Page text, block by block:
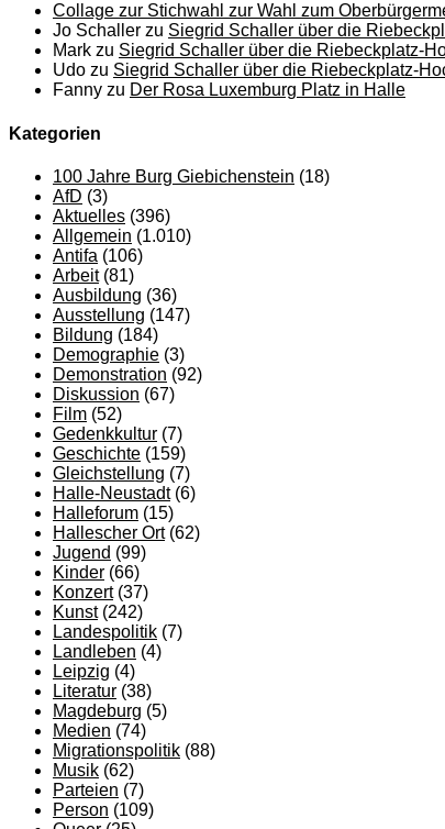
Collage zur Stichwahl zur Wahl zum
Jo Schaller zu Siegrid Schaller über die
Mark zu Siegrid Schaller über die Riebeckplatz-
Udo zu Siegrid Schaller über die Riebeckplatz-
Fanny zu Der Rosa Luxemburg Platz in Halle
Kategorien
100 Jahre Burg Giebichenstein (18)
AfD (3)
Aktuelles (396)
Allgemein (1.010)
Antifa (106)
Arbeit(81)
Ausbildung (36)
Ausstellung (147)
Bildung (184)
Demographie (3)
Demonstration (92)
Diskussion (67)
Film (52)
Gedenkkultur (7)
Geschichte (159)
Gleichstellung (7)
Halle-Neustadt(6)
Halleforum (15)
Hallescher Ort(62)
Jugend (99)
Kinder (66)
Konzert(37)
Kunst(242)
Landespolitik (7)
Landleben (4)
Leipzig (4)
Literatur (38)
Magdeburg (5)
Medien (74)
Migrationspolitik (88)
Musik (62)
Parteien (7)
Person (109)